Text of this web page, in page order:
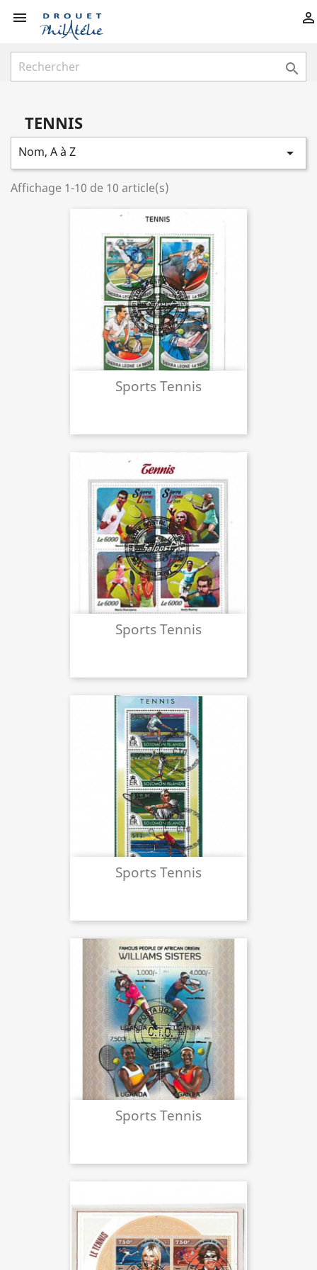
 

TENNIS
Nom, A à Z 
Affichage 1-10 de 10 article(s)
Sports Tennis
Sports Tennis
Sports Tennis
Sports Tennis